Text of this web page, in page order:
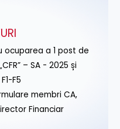
ocuparea a 1 post de
– SA - 2025 și
F5
membri CA,
Financiar